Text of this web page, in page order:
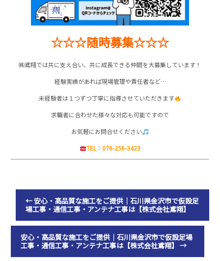
☆☆☆随時募集☆☆☆
㈱鳶翔では共に支え合い、共に成長できる仲間を大募集しています！
経験実績があれば現場管理や責任者など…
未経験者は１つずつ丁寧に指導させていただきます
求職者に合わせた様々な対応も可能ですので
お気軽にお問合せください
TEL：076-256-3423
←安心・高品質な施工をご提供｜石川県金沢市で仮設足
場工事・通信工事・アンテナ工事は【株式会社鳶翔】
安心・高品質な施工をご提供｜石川県金沢市で仮設足場
工事・通信工事・アンテナ工事は【株式会社鳶翔】→